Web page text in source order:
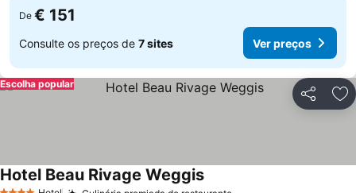
De € 151
Consulte os preços de 7 sites Ver preços
Partilhar
Escolha popular
Hotel Beau Rivage WeggisVer preços